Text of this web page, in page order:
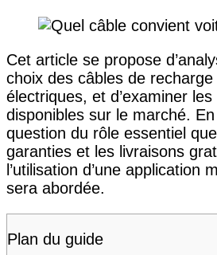
Cet article se propose
choix des câbles de
électriques, et d’examiner
disponibles sur le marché.
question du rôle essentiel
garanties et les livraisons
l’utilisation d’une application
sera abordée.
Plan du guide